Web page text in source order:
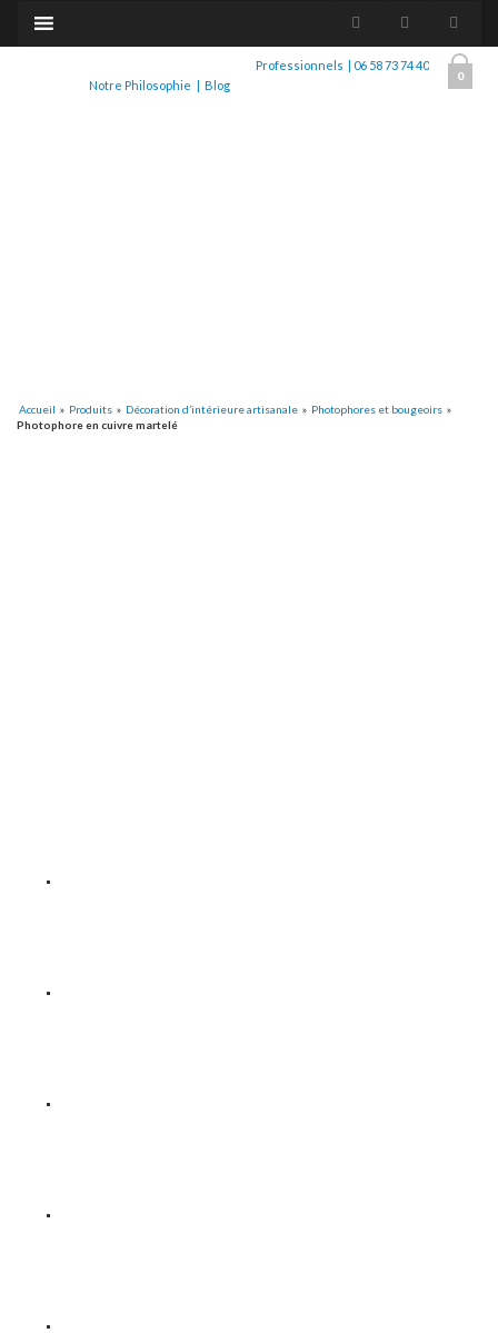
0
Notre Philosophie | Blog
Professionnels | 06 58 73 74 40
Accueil » Produits » Décoration d’intérieure artisanale » Photophores et bougeoirs »
Photophore en cuivre martelé